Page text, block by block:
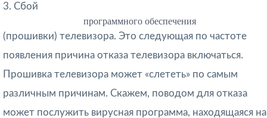
3. Сбой
программного обеспечения
(прошивки) телевизора. Это следующая по частоте
появления причина отказа телевизора включаться.
Прошивка телевизора может «слететь» по самым
различным причинам. Скажем, поводом для отказа
может послужить вирусная программа, находящаяся на